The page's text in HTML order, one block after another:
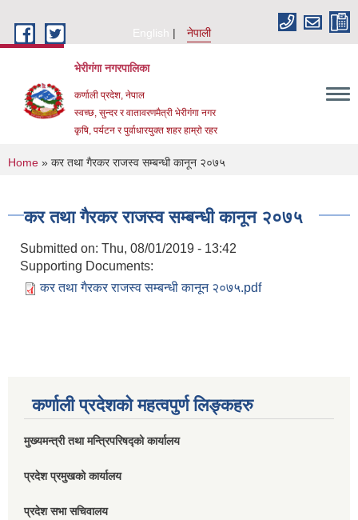
English
नेपाली
भेरीगंगा नगरपालिका
कर्णाली प्रदेश, नेपाल
स्वच्छ, सुन्दर र वातावरणमैत्री भेरीगंगा नगर
कृषि, पर्यटन र पुर्वाधारयुक्त शहर हाम्रो रहर
You are here
Home » कर तथा गैरकर राजस्व सम्बन्धी कानून २०७५
कर तथा गैरकर राजस्व सम्बन्धी कानून २०७५
Submitted on: Thu, 08/01/2019 - 13:42
Supporting Documents:
कर तथा गैरकर राजस्व सम्बन्धी कानून २०७५.pdf
कर्णाली प्रदेशको महत्वपुर्ण लिङ्कहरु
मुख्यमन्त्री तथा मन्त्रिपरिषद्को कार्यालय
प्रदेश प्रमुखको कार्यालय
प्रदेश सभा सचिवालय